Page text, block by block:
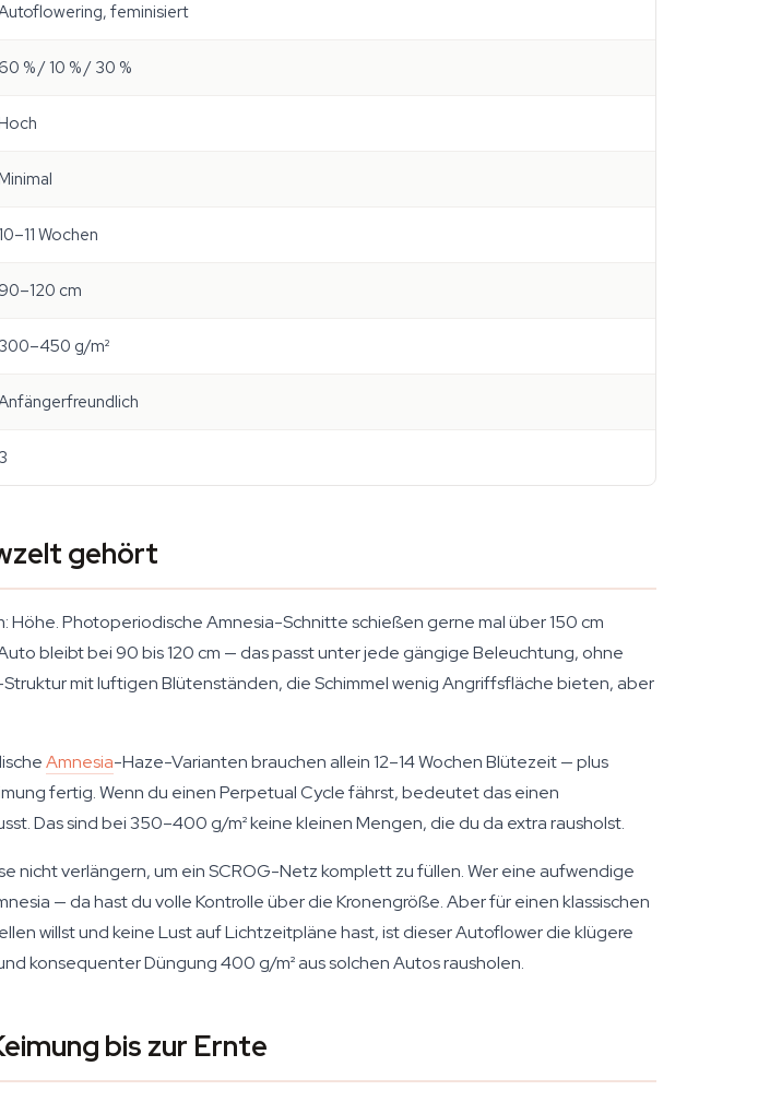
feminisiert
60 % / 10 % / 30 %
Wochen
90–120 cm
300–450 g/m²
3
gehört
Photoperiodische Amnesia-Schnitte schießen gerne mal über 150 cm
bleibt bei 90 bis 120 cm — das passt unter jede gängige Beleuchtung, ohne
mit luftigen Blütenständen, die Schimmel wenig Angriffsfläche bieten, aber
Amnesia-Haze-Varianten brauchen allein 12–14 Wochen Blütezeit — plus
fertig. Wenn du einen Perpetual Cycle fährst, bedeutet das einen
Das sind bei 350–400 g/m² keine kleinen Mengen, die du da extra rausholst.
nicht verlängern, um ein SCROG-Netz komplett zu füllen. Wer eine aufwendige
— da hast du volle Kontrolle über die Kronengröße. Aber für einen klassischen
willst und keine Lust auf Lichtzeitpläne hast, ist dieser Autoflower die klügere
konsequenter Düngung 400 g/m² aus solchen Autos rausholen.
bis zur Ernte